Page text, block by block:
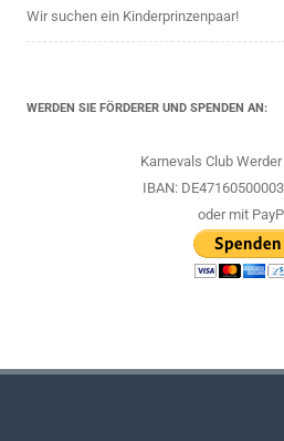
Wir suchen ein Kinderprinzenpaar!
WERDEN SIE FÖRDERER UND SPENDEN AN:
Karnevals Club
IBAN:
oder mit